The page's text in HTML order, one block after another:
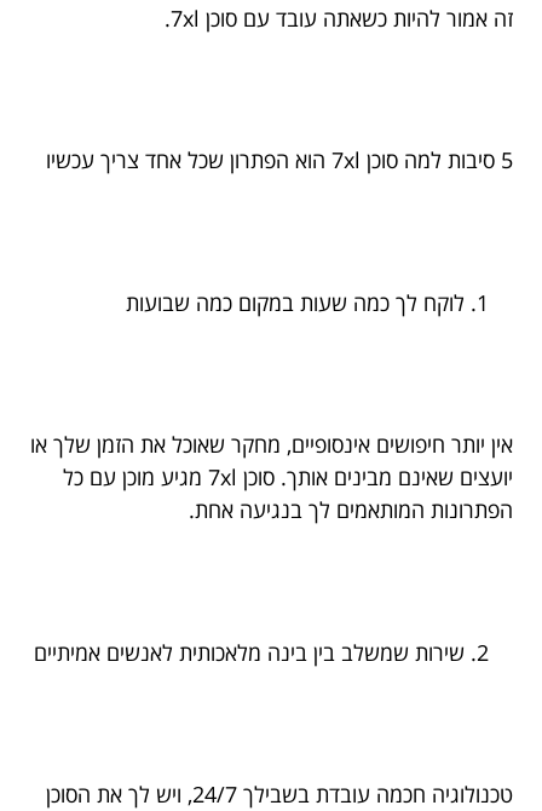
זה אמור להיות כשאתה עובד עם סוכן 7xl.
5 סיבות למה סוכן 7xl הוא הפתרון שכל אחד צריך עכשיו
לוקח לך כמה שעות במקום כמה שבועות
אין יותר חיפושים אינסופיים, מחקר שאוכל את הזמן שלך או
יועצים שאינם מבינים אותך. סוכן 7xl מגיע מוכן עם כל
הפתרונות המותאמים לך בנגיעה אחת.
שירות שמשלב בין בינה מלאכותית לאנשים אמיתיים
טכנולוגיה חכמה עובדת בשבילך 24/7, ויש לך את הסוכן